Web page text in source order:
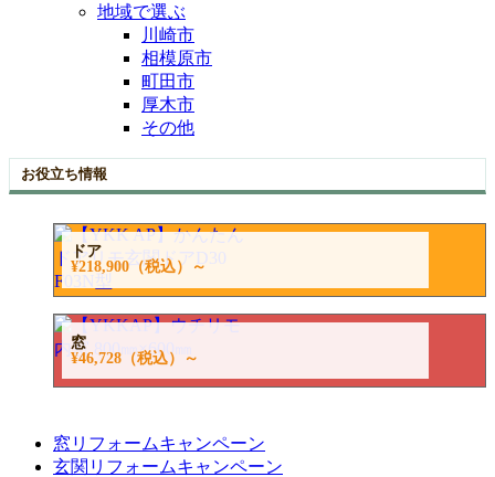
地域で選ぶ
川崎市
相模原市
町田市
厚木市
その他
お役立ち情報
ドア
¥218,900（税込）～
窓
¥46,728（税込）～
窓リフォームキャンペーン
玄関リフォームキャンペーン